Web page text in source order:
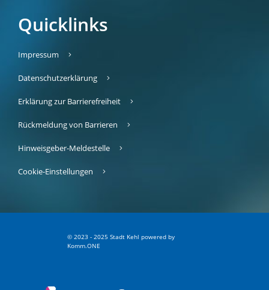
Quicklinks
Impressum
Datenschutzerklärung
Erklärung zur Barrierefreiheit
Rückmeldung von Barrieren
Hinweisgeber-Meldestelle
Cookie-Einstellungen
© 2023 - 2025 Stadt Kehl powered by
Komm.ONE